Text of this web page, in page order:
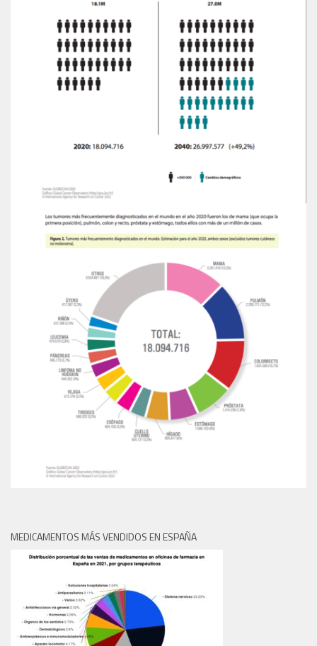
MEDICAMENTOS MÁS VENDIDOS EN ESPAÑA